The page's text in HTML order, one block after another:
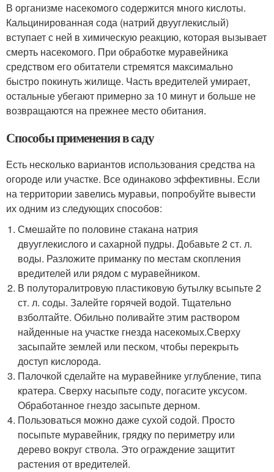
В организме насекомого содержится много кислоты.
Кальцинированная сода (натрий двууглекислый)
вступает с ней в химическую реакцию, которая вызывает
смерть насекомого. При обработке муравейника
средством его обитатели стремятся максимально
быстро покинуть жилище. Часть вредителей умирает,
остальные убегают примерно за 10 минут и больше не
возвращаются на прежнее место обитания.
Способы применения в саду
Есть несколько вариантов использования средства на
огороде или участке. Все одинаково эффективны. Если
на территории завелись муравьи, попробуйте вывести
их одним из следующих способов:
Смешайте по половине стакана натрия
двууглекислого и сахарной пудры. Добавьте 2 ст. л.
воды. Разложите приманку по местам скопления
вредителей или рядом с муравейником.
В полуторалитровую пластиковую бутылку всыпьте 2
ст. л. соды. Залейте горячей водой. Тщательно
взболтайте. Обильно поливайте этим раствором
найденные на участке гнезда насекомых.Сверху
засыпайте землей или песком, чтобы перекрыть
доступ кислорода.
Палочкой сделайте на муравейнике углубление, типа
кратера. Сверху насыпьте соду, погасите уксусом.
Обработанное гнездо засыпьте дерном.
Пользоваться можно даже сухой содой. Просто
посыпьте муравейник, грядку по периметру или
дерево вокруг ствола. Это ограждение защитит
растения от вредителей.